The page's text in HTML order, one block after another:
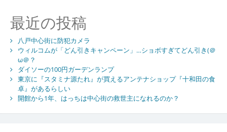
最近の投稿
八戸中心街に防犯カメラ
ウィルコムが「どん引きキャンペーン」…ショボすぎてどん引き(＠
ω＠？
ダイソーの100円ガーデンランプ
東京に『スタミナ源たれ』が買えるアンテナショップ『十和田の食
卓』があるらしい
開館から1年、はっちは中心街の救世主になれるのか？